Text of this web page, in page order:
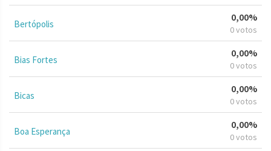
Bertópolis
0,00%
0 votos
Bias Fortes
0,00%
0 votos
Bicas
0,00%
0 votos
Boa Esperança
0,00%
0 votos